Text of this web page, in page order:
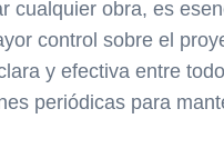
cualquier obra, es
control sobre el
y efectiva entre
periódicas para